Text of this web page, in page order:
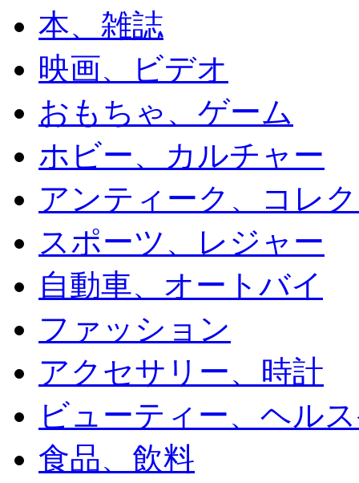
本、雑誌
映画、ビデオ
おもちゃ、ゲーム
ホビー、カルチャー
アンティーク、コレ
スポーツ、レジャー
自動車、オートバイ
ファッション
アクセサリー、時計
ビューティー、ヘル
食品、飲料